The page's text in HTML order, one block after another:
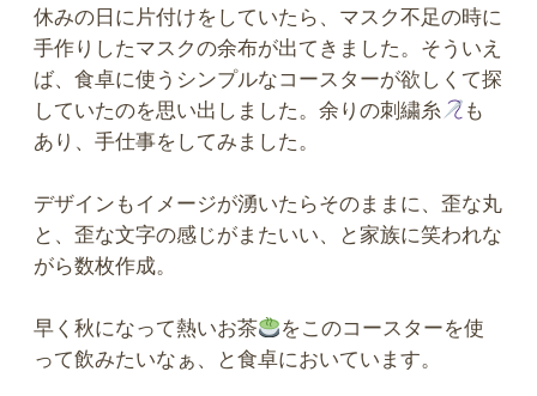
休みの日に片付けをしていたら、マスク不足の時に
手作りしたマスクの余布が出てきました。そういえ
ば、食卓に使うシンプルなコースターが欲しくて探
していたのを思い出しました。余りの刺繍糸
も
あり、手仕事をしてみました。
デザインもイメージが湧いたらそのままに、歪な丸
と、歪な文字の感じがまたいい、と家族に笑われな
がら数枚作成。
早く秋になって熱いお茶
をこのコースターを使
って飲みたいなぁ、と食卓においています。